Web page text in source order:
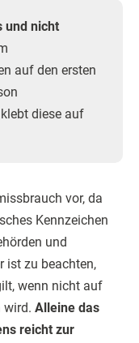
und nicht
auf den ersten
diese auf
vor, da
Kennzeichen
und
ist zu beachten,
wenn nicht auf
wird. Alleine das
reicht zur